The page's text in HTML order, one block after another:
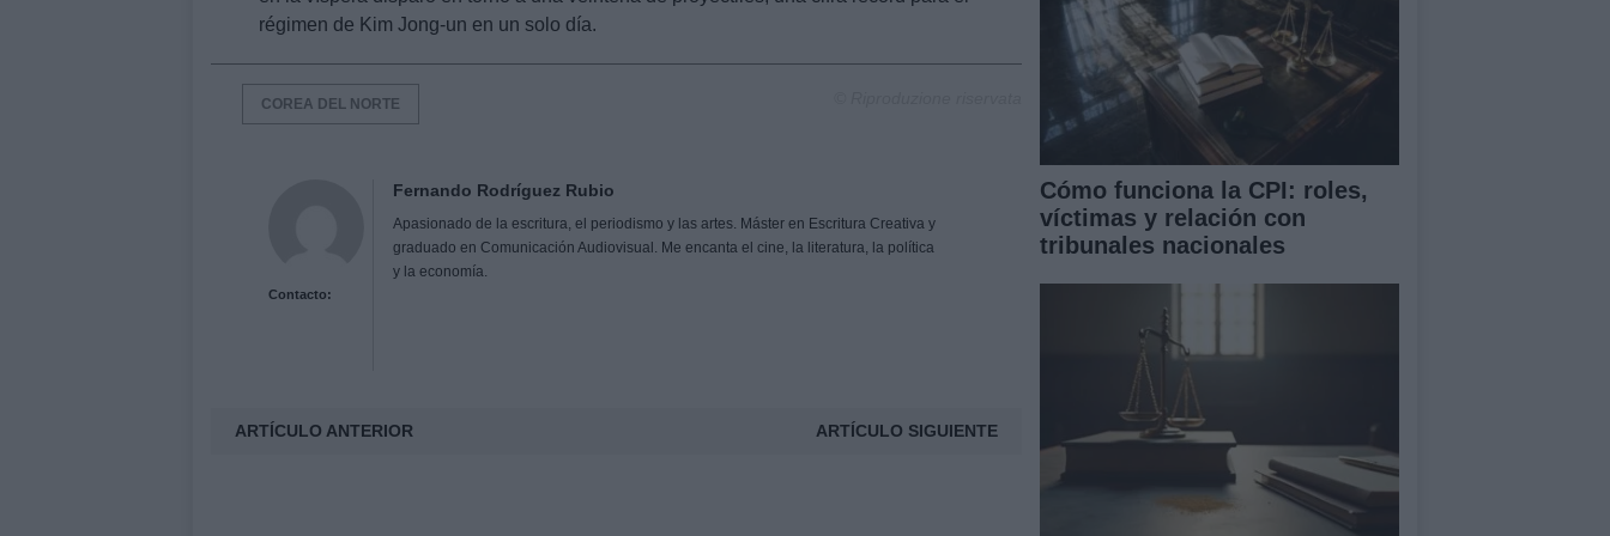
régimen de Kim Jong-un en un solo día.
COREA DEL NORTE
Contacto:
Fernando Rodríguez Rubio
Apasionado de la escritura, el periodismo y las artes. Máster en Escritura Creativa y
graduado en Comunicación Audiovisual. Me encanta el cine, la literatura, la política
y la economía.
ARTÍCULO ANTERIOR ARTÍCULO SIGUIENTE
Cómo funciona la CPI: roles,
víctimas y relación con
tribunales nacionales